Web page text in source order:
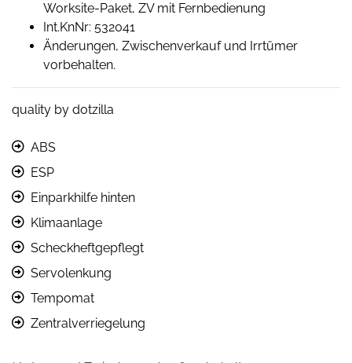
Worksite-Paket, ZV mit Fernbedienung
Int.KnNr: 532041
Änderungen, Zwischenverkauf und Irrtümer
vorbehalten.
quality by dotzilla
ABS
ESP
Einparkhilfe hinten
Klimaanlage
Scheckheftgepflegt
Servolenkung
Tempomat
Zentralverriegelung